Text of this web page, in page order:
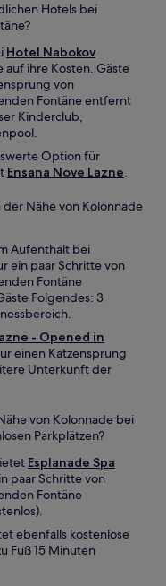
Hotels bei
Hotel Nabokov
auf ihre Kosten. Gäste
von
Fontäne entfernt
Kinderclub,
Option für
Ensana Nove Lazne.
der Nähe von Kolonnade
Aufenthalt bei
ein paar Schritte von
Fontäne
Folgendes: 3
- Opened in
einen Katzensprung
Unterkunft der
von Kolonnade bei
Parkplätzen?
Esplanade Spa
paar Schritte von
Fontäne
ebenfalls kostenlose
Fuß 15 Minuten